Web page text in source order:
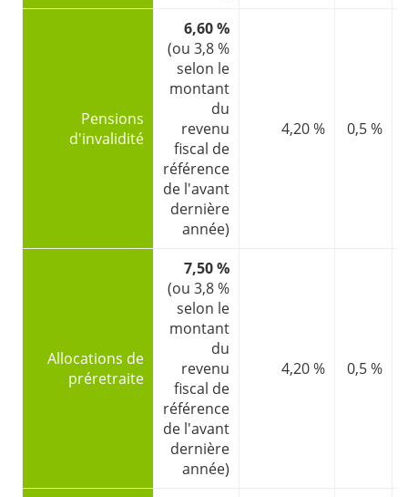
Pensions
d'invalidité
6,60 %
(ou 3,8 %
selon le
montant
du
revenu
fiscal de
référence
de l'avant
dernière
année)
4,20 % 0,5 %
Allocations de
préretraite
7,50 %
(ou 3,8 %
selon le
montant
du
revenu
fiscal de
référence
de l'avant
dernière
année)
4,20 % 0,5 %